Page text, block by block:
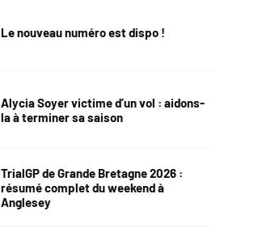
Le nouveau numéro est dispo !
Alycia Soyer victime d’un vol : aidons-
la à terminer sa saison
TrialGP de Grande Bretagne 2026 :
résumé complet du weekend à
Anglesey